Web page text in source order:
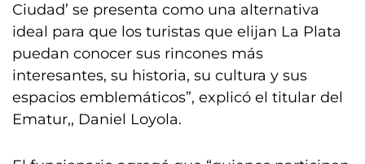
Ciudad’ se presenta como una alternativa
ideal para que los turistas que elijan La Plata
puedan conocer sus rincones más
interesantes, su historia, su cultura y sus
espacios emblemáticos”, explicó el titular del
Ematur,, Daniel Loyola.